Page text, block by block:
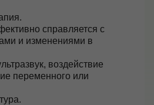
справляется с
и изменениями в
воздействие
переменного или